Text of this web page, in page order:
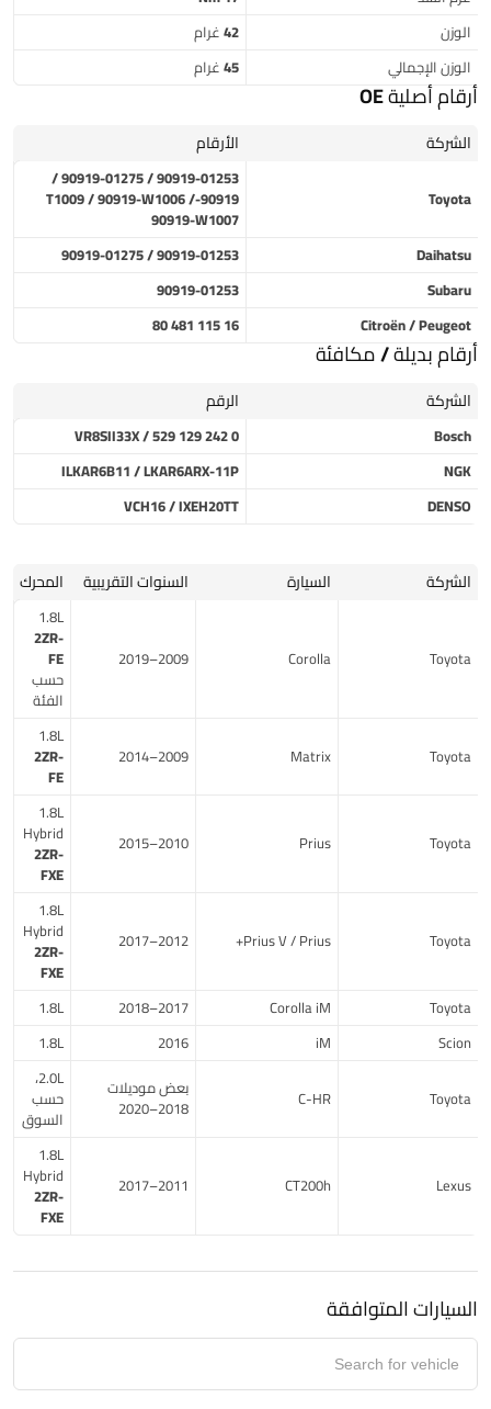
الوزن
42 غرام
الوزن الإجمالي
45 غرام
أرقام أصلية OE
الشركة الأرقام
Toyota
90919-01253 / 90919-01275 /
90919-T1009 / 90919-W1006 /
90919-W1007
Daihatsu
90919-01253 / 90919-01275
Subaru
90919-01253
Citroën / Peugeot
16 115 481 80
أرقام بديلة / مكافئة
الشركة الرقم
Bosch
0 242 129 529 / VR8SII33X
NGK
ILKAR6B11 / LKAR6ARX-11P
DENSO
VCH16 / IXEH20TT
الشركة السيارة السنوات التقريبية المحرك
Toyota
Corolla
2009–2019
1.8L
2ZR-
FE
حسب
الفئة
Toyota
Matrix
2009–2014
1.8L
2ZR-
FE
Toyota
Prius
2010–2015
1.8L
Hybrid
2ZR-
FXE
Toyota
Prius V / Prius+
2012–2017
1.8L
Hybrid
2ZR-
FXE
Toyota
Corolla iM
2017–2018
1.8L
Scion
iM
2016
1.8L
Toyota
C-HR بعض موديلات
2018–2020
2.0L،
حسب
السوق
Lexus
CT200h
2011–2017
1.8L
Hybrid
2ZR-
FXE
السيارات المتوافقة